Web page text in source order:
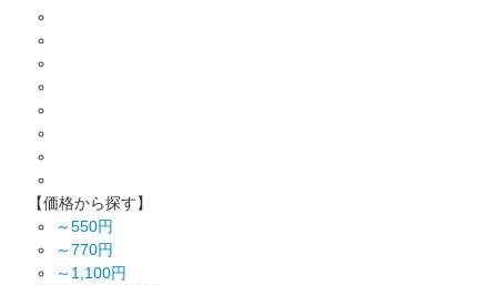
【価格から探す】
～550円
～770円
～1,100円